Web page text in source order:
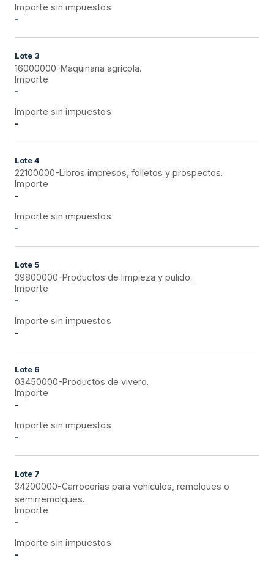
Importe sin impuestos
-
Lote 3
16000000-Maquinaria agrícola.
Importe
-
Importe sin impuestos
-
Lote 4
22100000-Libros impresos, folletos y prospectos.
Importe
-
Importe sin impuestos
-
Lote 5
39800000-Productos de limpieza y pulido.
Importe
-
Importe sin impuestos
-
Lote 6
03450000-Productos de vivero.
Importe
-
Importe sin impuestos
-
Lote 7
34200000-Carrocerías para vehículos, remolques o
semirremolques.
Importe
-
Importe sin impuestos
-